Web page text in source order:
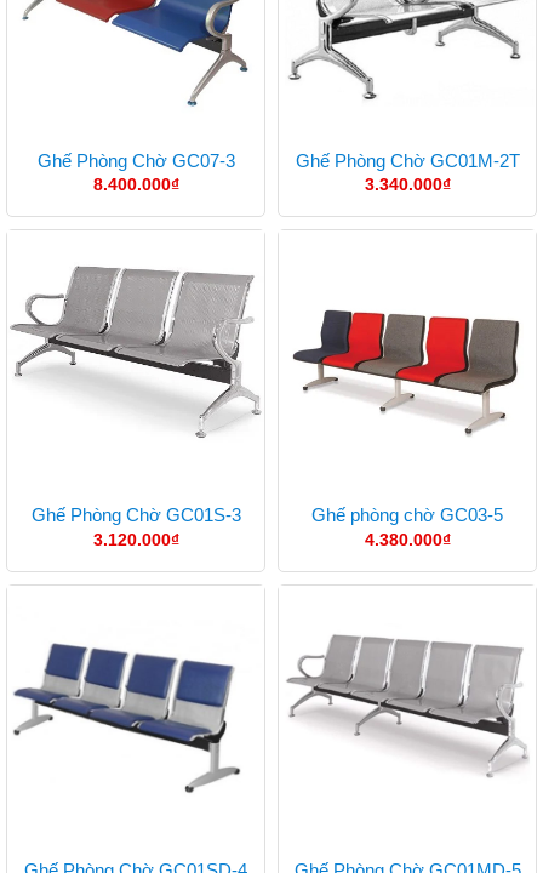
Ghế Phòng Chờ GC07-3
8.400.000₫
Ghế Phòng Chờ GC01M-2T
3.340.000₫
Ghế Phòng Chờ GC01S-3
3.120.000₫
Ghế phòng chờ GC03-5
4.380.000₫